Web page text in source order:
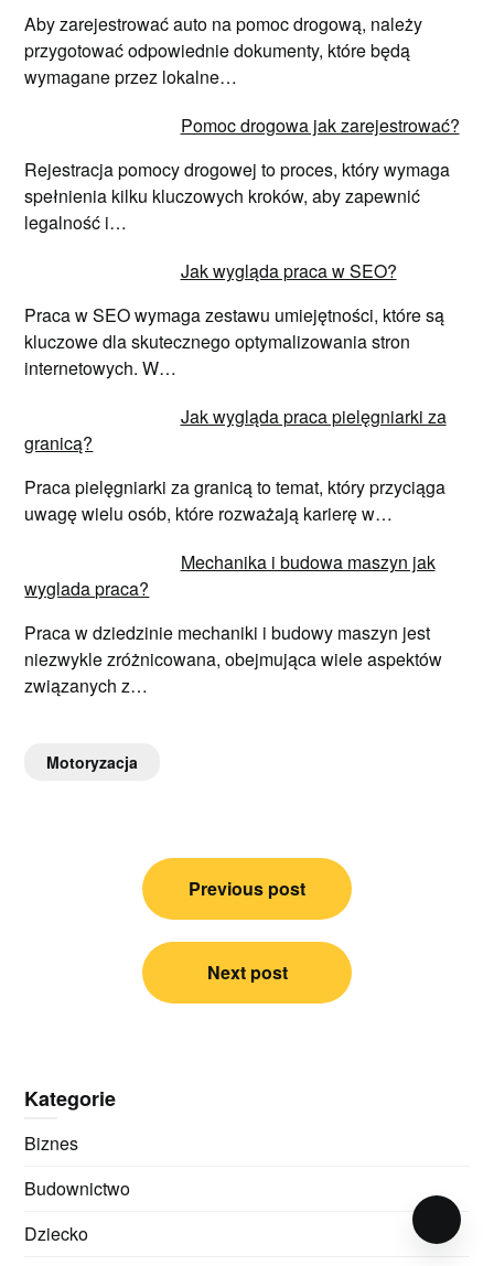
Aby zarejestrować auto na pomoc drogową, należy
przygotować odpowiednie dokumenty, które będą
wymagane przez lokalne…
Pomoc drogowa jak zarejestrować?
Rejestracja pomocy drogowej to proces, który wymaga
spełnienia kilku kluczowych kroków, aby zapewnić
legalność i…
Jak wygląda praca w SEO?
Praca w SEO wymaga zestawu umiejętności, które są
kluczowe dla skutecznego optymalizowania stron
internetowych. W…
Jak wygląda praca pielęgniarki za
granicą?
Praca pielęgniarki za granicą to temat, który przyciąga
uwagę wielu osób, które rozważają karierę w…
Mechanika i budowa maszyn jak
wyglada praca?
Praca w dziedzinie mechaniki i budowy maszyn jest
niezwykle zróżnicowana, obejmująca wiele aspektów
związanych z…
Motoryzacja
Nawigacja
Previous post
Next post
Kategorie
Biznes
Budownictwo
Dziecko